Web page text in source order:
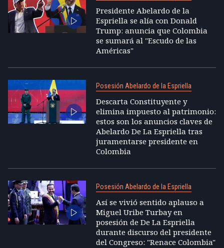
Presidente Abelardo de la
Espriella se alía con Donald
Trump: anuncia que Colombia
se sumará al "Escudo de las
Américas"
Posesión Abelardo de la Espriella
Descarta Constituyente y
elimina impuesto al patrimonio:
estos son los anuncios claves de
Abelardo De La Espriella tras
juramentarse presidente en
Colombia
Posesión Abelardo de la Espriella
Así se vivió sentido aplauso a
Miguel Uribe Turbay en
posesión de De La Espriella
durante discurso del presidente
del Congreso: "Renace Colombia"